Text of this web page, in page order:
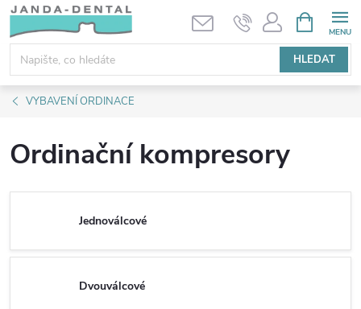
Přejít
obsah
HLEDAT
NÁKUPNÍ
KOŠÍK
VYBAVENÍ ORDINACE
Ordinační kompresory
Jednoválcové
Dvouválcové